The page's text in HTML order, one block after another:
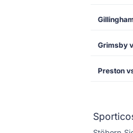
Grimsby
Preston